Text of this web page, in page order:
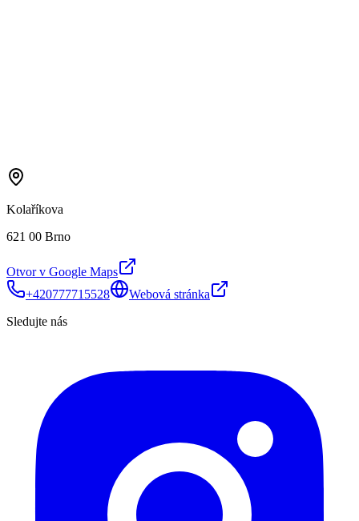
Kolaříkova
621 00 Brno
Otvor v Google Maps
+420777715528
Webová stránka
Sledujte nás